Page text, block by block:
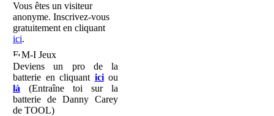
Vous êtes un visiteur
anonyme. Inscrivez-vous
gratuitement en cliquant
ici.
M-I Jeux
Deviens un pro de la
batterie en cliquant iciou
là (Entraîne toi sur la
batterie de Danny Carey
de TOOL)